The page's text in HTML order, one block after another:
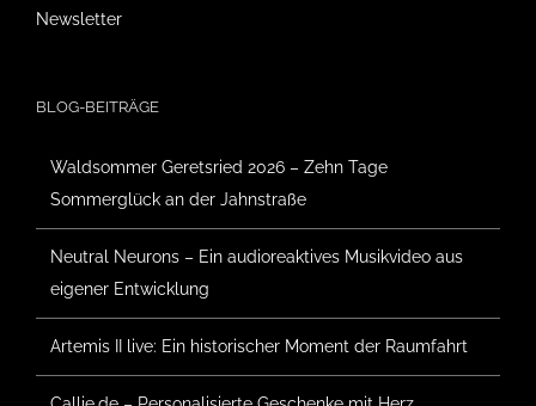
Newsletter
BLOG-BEITRÄGE
Waldsommer Geretsried 2026 – Zehn Tage
Sommerglück an der Jahnstraße
Neutral Neurons – Ein audioreaktives Musikvideo aus
eigener Entwicklung
Artemis II live: Ein historischer Moment der Raumfahrt